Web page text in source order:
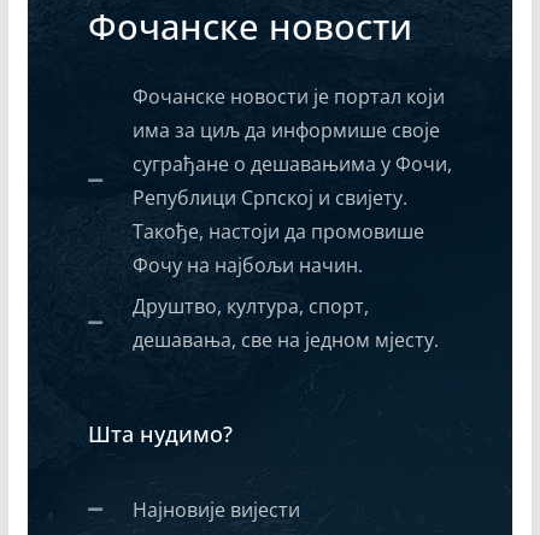
Фочанске новости
Фочанске новости је портал који
има за циљ да информише своје
суграђане о дешавањима у Фочи,
Републици Српској и свијету.
Такође, настоји да промовише
Фочу на најбољи начин.
Друштво, култура, спорт,
дешавања, све на једном мјесту.
Шта нудимо?
Најновије вијести